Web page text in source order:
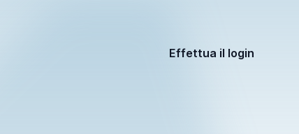
Effettua il login